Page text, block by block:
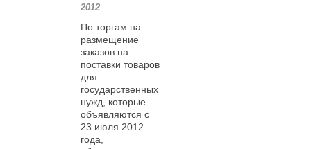
2012
По торгам на
размещение
заказов на
поставки товаров
для
государственных
нужд, которые
объявляются с
23 июля 2012
года,